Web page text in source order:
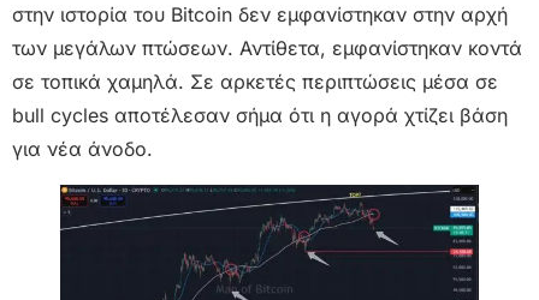
στην ιστορία του Bitcoin δεν εμφανίστηκαν στην αρχή
των μεγάλων πτώσεων. Αντίθετα, εμφανίστηκαν κοντά
σε τοπικά χαμηλά. Σε αρκετές περιπτώσεις μέσα σε
bull cycles αποτέλεσαν σήμα ότι η αγορά χτίζει βάση
για νέα άνοδο.